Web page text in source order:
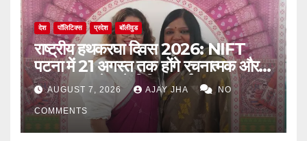
देश पॉलिटिक्स प्रदेश बॉलीवुड
राष्ट्रीय हथकरघा दिवस 2026: NIFT
पटना में 21 अगस्त तक होंगे रचनात्मक और
जागरूकता से जुड़े विविध कार्यक्रम
AUGUST 7, 2026 AJAY JHA NO
COMMENTS